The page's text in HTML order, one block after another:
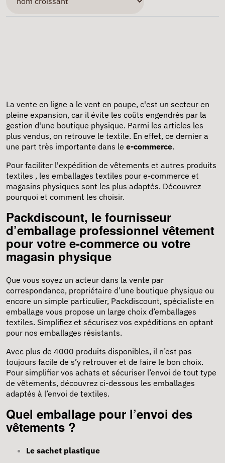
La vente en ligne a le vent en poupe, c'est un secteur en
pleine expansion, car il évite les coûts engendrés par la
gestion d'une boutique physique. Parmi les articles les
plus vendus, on retrouve le textile. En effet, ce dernier a
une part très importante dans le e-commerce.
Pour faciliter l'expédition de vêtements et autres produits
textiles , les emballages textiles pour e-commerce et
magasins physiques sont les plus adaptés. Découvrez
pourquoi et comment les choisir.
Packdiscount, le fournisseur
d’emballage professionnel vêtement
pour votre e-commerce ou votre
magasin physique
Que vous soyez un acteur dans la vente par
correspondance, propriétaire d’une boutique physique ou
encore un simple particulier, Packdiscount, spécialiste en
emballage vous propose un large choix d’emballages
textiles. Simplifiez et sécurisez vos expéditions en optant
pour nos emballages résistants.
Avec plus de 4000 produits disponibles, il n’est pas
toujours facile de s’y retrouver et de faire le bon choix.
Pour simplifier vos achats et sécuriser l’envoi de tout type
de vêtements, découvrez ci-dessous les emballages
adaptés à l’envoi de textiles.
Quel emballage pour l’envoi des
vêtements ?
Le sachet plastique